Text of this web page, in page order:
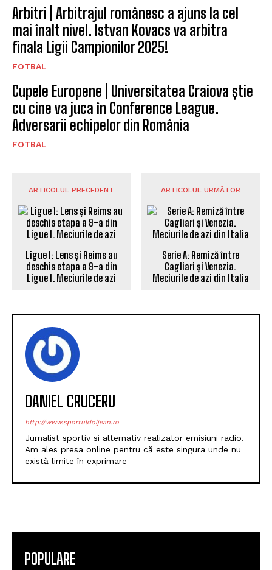
Arbitri | Arbitrajul românesc a ajuns la cel
mai înalt nivel. Istvan Kovacs va arbitra
finala Ligii Campionilor 2025!
FOTBAL
Cupele Europene | Universitatea Craiova știe
cu cine va juca în Conference League.
Adversarii echipelor din România
FOTBAL
ARTICOLUL PRECEDENT
Ligue 1: Lens și Reims au
deschis etapa a 9-a din
Ligue 1. Meciurile de azi
ARTICOLUL URMĂTOR
Serie A: Remiză între
Cagliari și Venezia.
Meciurile de azi din Italia
DANIEL CRUCERU
http://www.sportuldoljean.ro
Jurnalist sportiv si alternativ realizator emisiuni radio.
Am ales presa online pentru că este singura unde nu
există limite în exprimare
POPULARE